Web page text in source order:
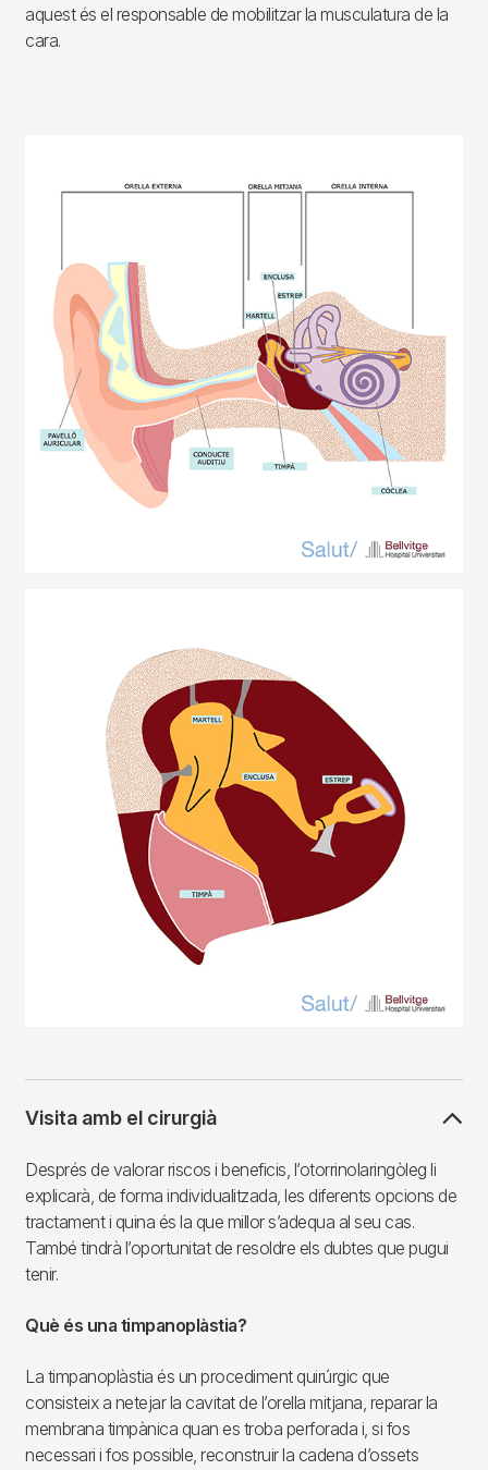
aquest és el responsable de mobilitzar la musculatura de la
cara.
Visita amb el cirurgià
Després de valorar riscos i beneficis, l’otorrinolaringòleg li
explicarà, de forma individualitzada, les diferents opcions de
tractament i quina és la que millor s’adequa al seu cas.
També tindrà l’oportunitat de resoldre els dubtes que pugui
tenir.
Què és una timpanoplàstia?
La timpanoplàstia és un procediment quirúrgic que
consisteix a netejar la cavitat de l’orella mitjana, reparar la
membrana timpànica quan es troba perforada i, si fos
necessari i fos possible, reconstruir la cadena d’ossets